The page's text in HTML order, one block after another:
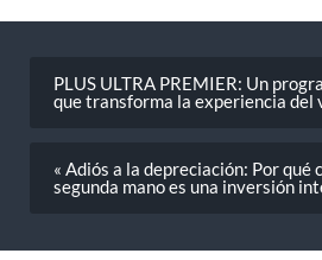
PLUS ULTRA PREMIER: Un
que transforma la experiencia del
« Adiós a la depreciación: Por qué
segunda mano es una inversión